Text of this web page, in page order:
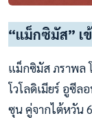
“แม็กซิมัส” เ
แม็กซิมัส ภราพล
โวโลดิเมียร์ อูซีล
ซุน คู่จากไต้หวัน